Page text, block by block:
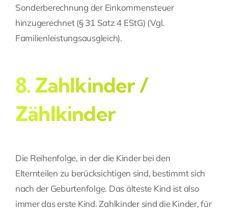
Sonderberechnung der Einkommensteuer
hinzugerechnet (§ 31 Satz 4 EStG) (Vgl.
Familienleistungsausgleich).
8. Zahlkinder /
Zählkinder
Die Reihenfolge, in der die Kinder bei den
Elternteilen zu berücksichtigen sind, bestimmt sich
nach der Geburtenfolge. Das älteste Kind ist also
immer das erste Kind. Zahlkinder sind die Kinder, für